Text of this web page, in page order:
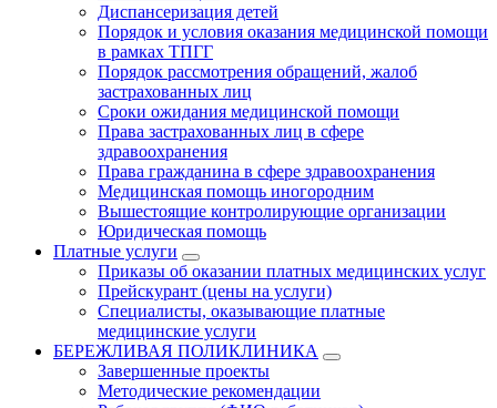
Диспансеризация детей
Порядок и условия оказания медицинской помощи
в рамках ТПГГ
Порядок рассмотрения обращений, жалоб
застрахованных лиц
Сроки ожидания медицинской помощи
Права застрахованных лиц в сфере
здравоохранения
Права гражданина в сфере здравоохранения
Медицинская помощь иногородним
Вышестоящие контролирующие организации
Юридическая помощь
Платные услуги
Приказы об оказании платных медицинских услуг
Прейскурант (цены на услуги)
Специалисты, оказывающие платные
медицинские услуги
БЕРЕЖЛИВАЯ ПОЛИКЛИНИКА
Завершенные проекты
Методические рекомендации